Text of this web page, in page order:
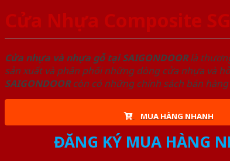
Cửa Nhựa Composite
Cửa nhựa và nhựa gỗ tại SAIGONDOORlà
sản xuất và phân phối những dòng cửa nhựa và
SAIGONDOORcòn có những chính sách bán hàng
MUA HÀNG NHANH
ĐĂNG KÝ MUA HÀNG